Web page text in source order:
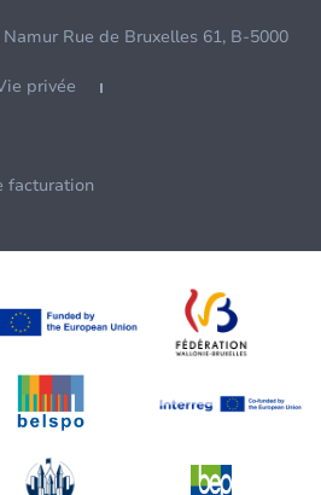
Rue de Bruxelles 61, B-5000
privée
facturation